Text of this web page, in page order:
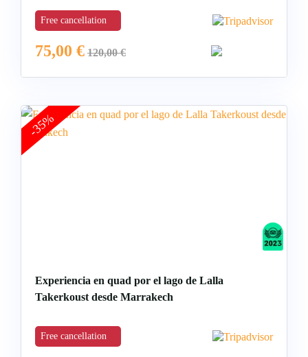
Free cancellation
75,00 € 120,00€
-35%
Experiencia en quad por el lago de Lalla
Takerkoust desde Marrakech
Free cancellation